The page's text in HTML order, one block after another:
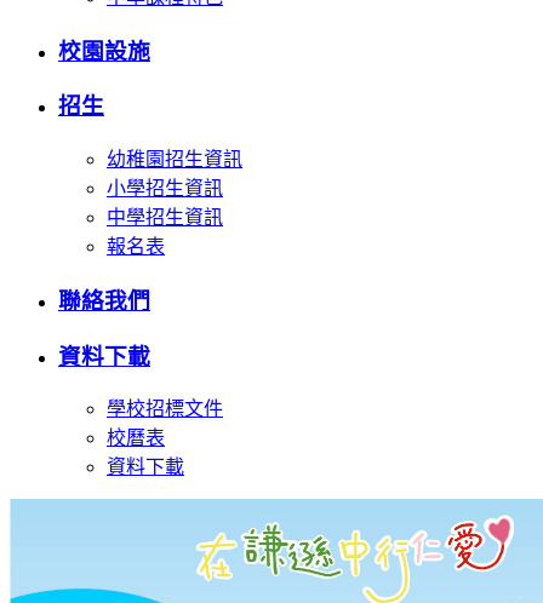
校園設施
招生
幼稚園招生資訊
小學招生資訊
中學招生資訊
報名表
聯絡我們
資料下載
學校招標文件
校曆表
資料下載